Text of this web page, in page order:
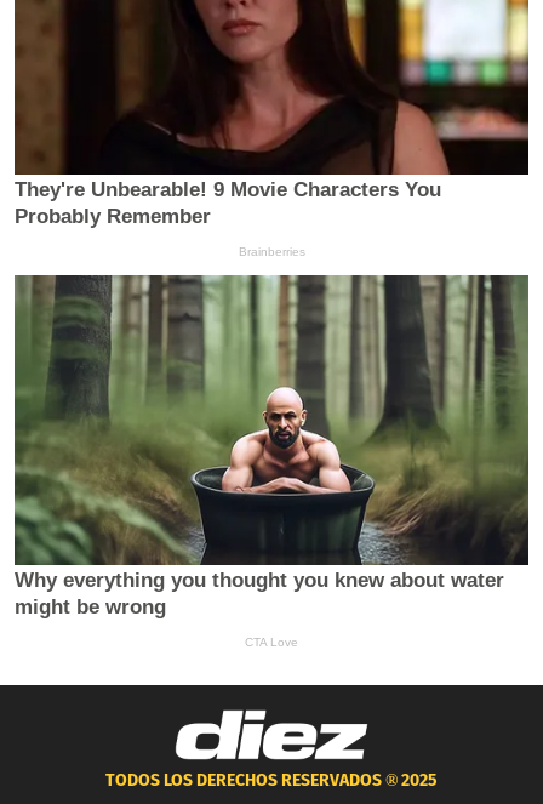
TODOS LOS DERECHOS RESERVADOS ®2025